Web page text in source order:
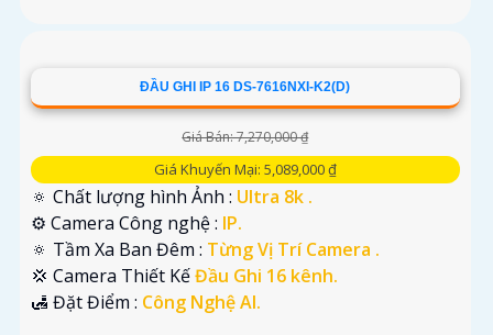
ĐẦU GHI IP 16 DS-7616NXI-K2(D)
Giá Bán: 7,270,000 ₫
Giá Khuyến Mại: 5,089,000 ₫
🔅 Chất lượng hình Ảnh : Ultra 8k .
⚙ Camera Công nghệ : IP.
🔅 Tầm Xa Ban Đêm : Từng Vị Trí Camera .
💢 Camera Thiết KếĐầu Ghi 16 kênh.
️🛃 Đặt Điểm : Công Nghệ AI.